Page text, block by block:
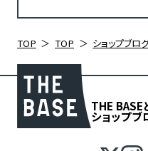
TOP TOP ショップブロ
THE BASE
ショップブ